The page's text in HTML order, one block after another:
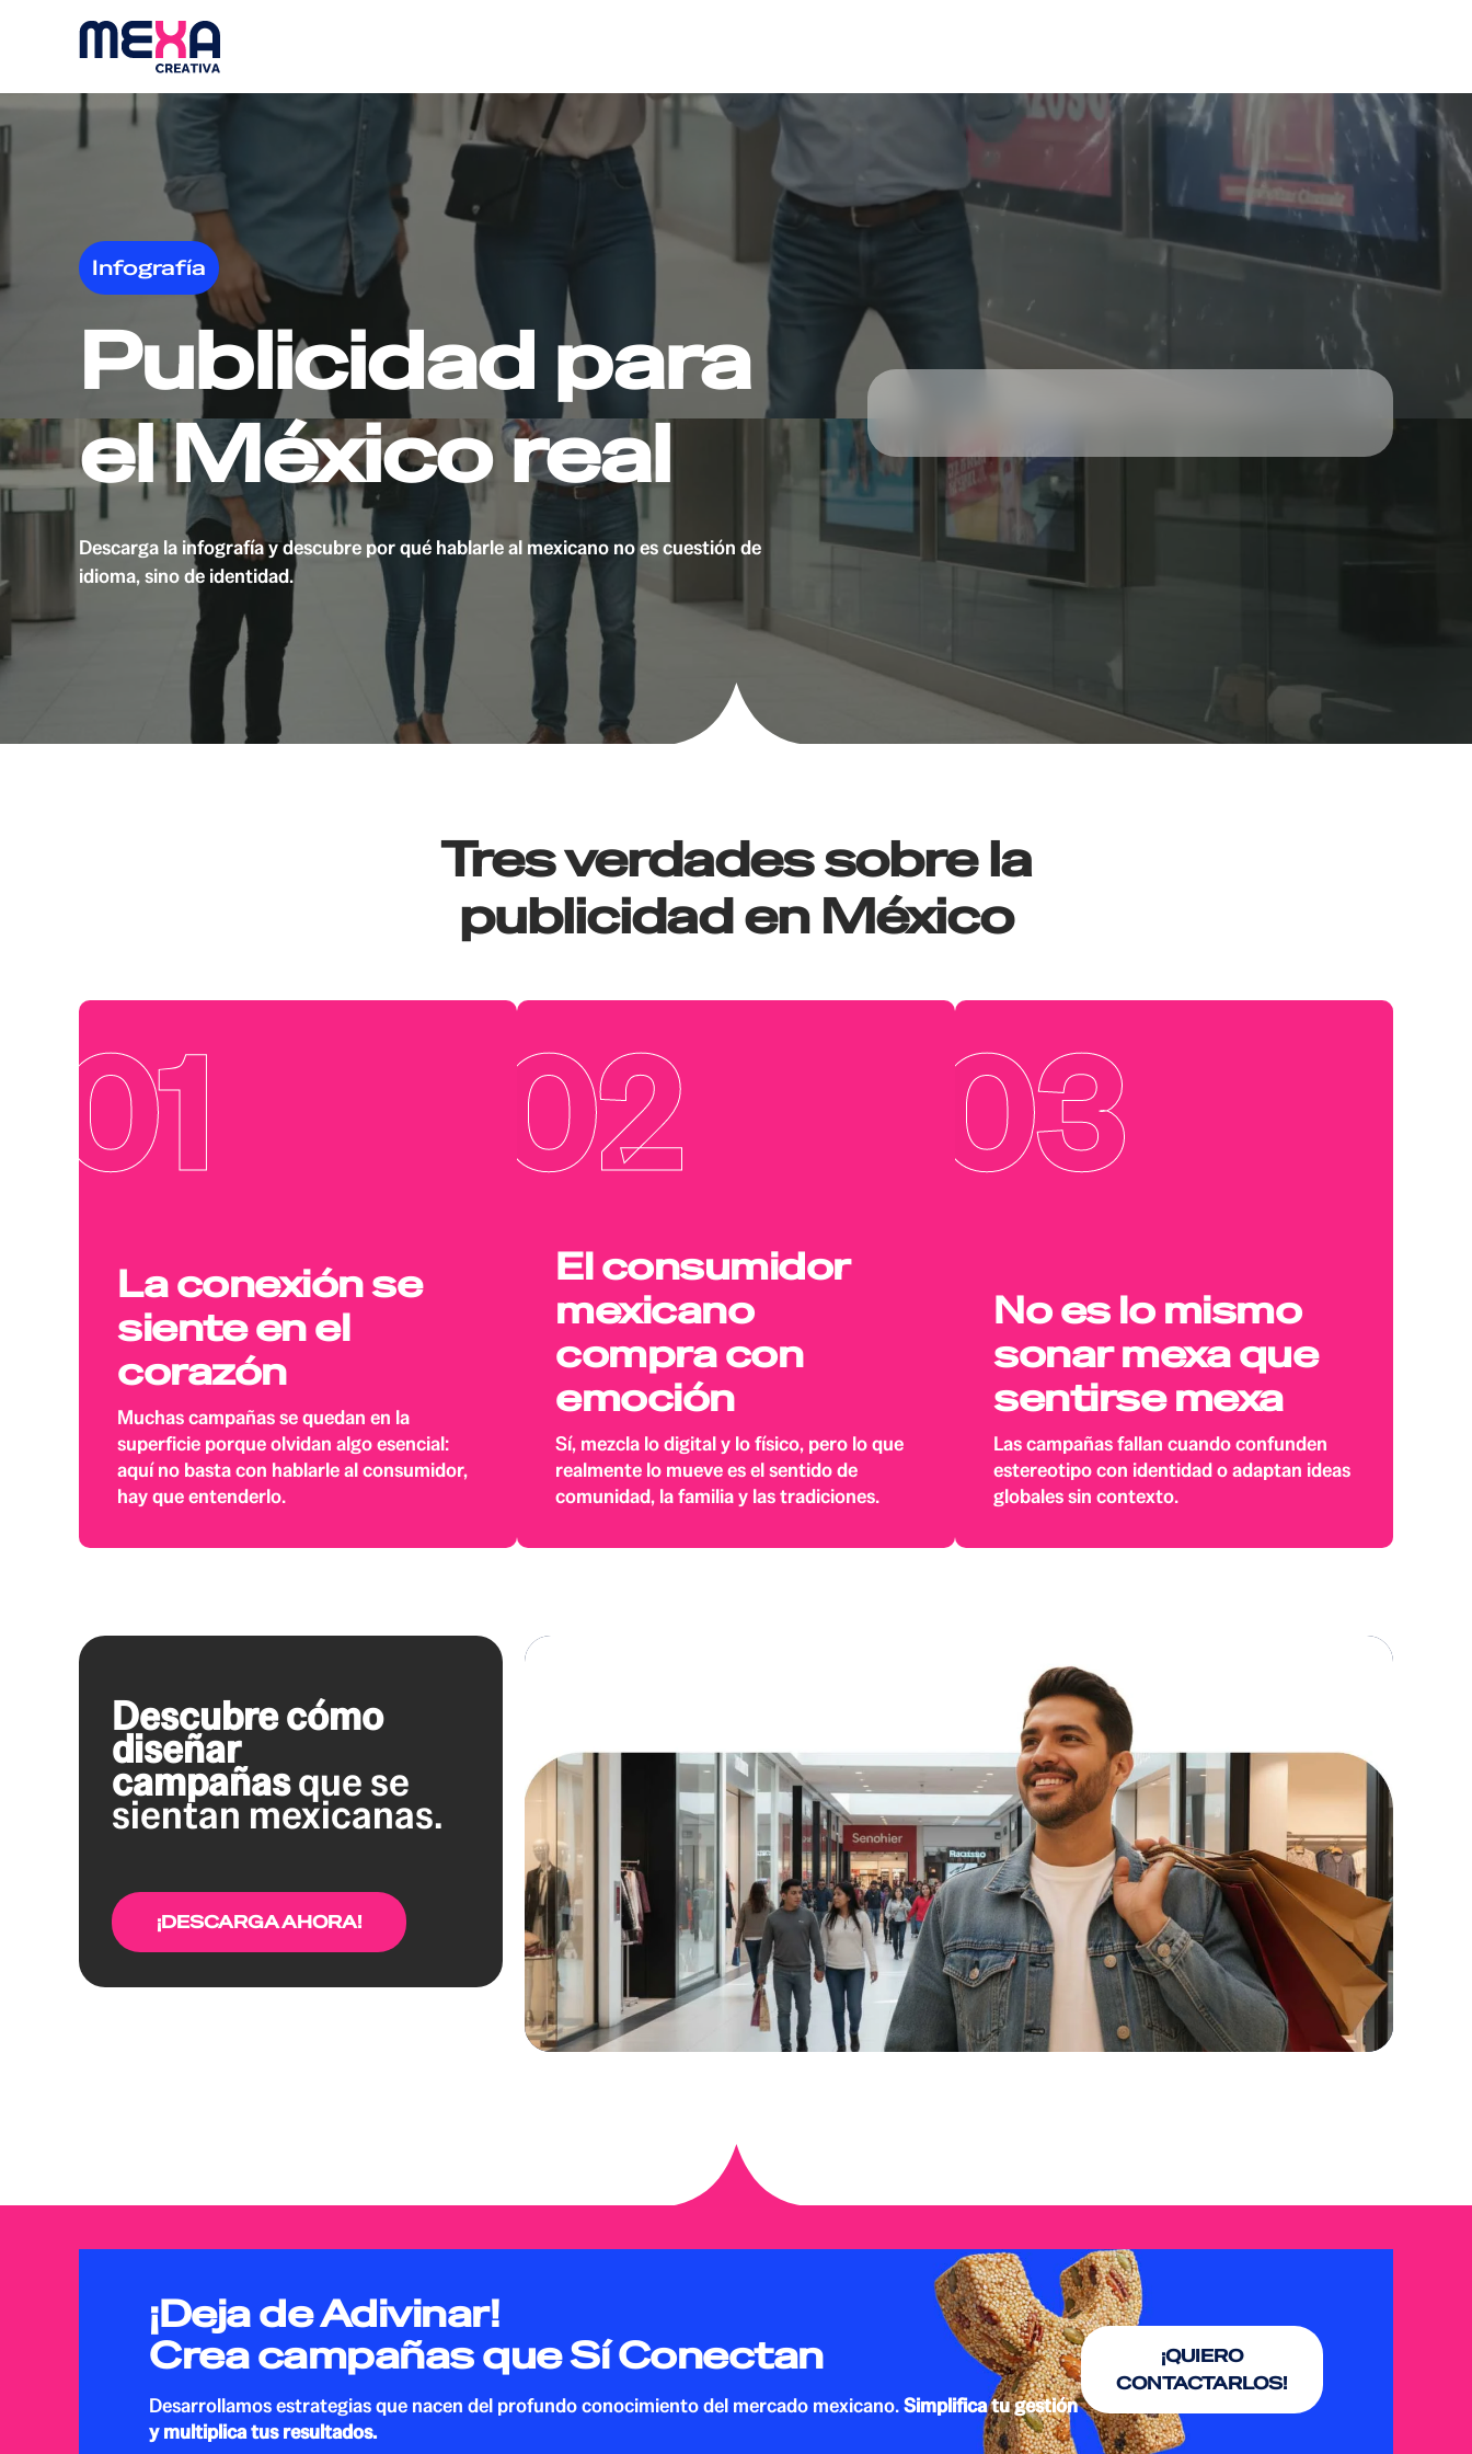
Infografía
Publicidad para
el México real
Descarga la infografía y descubre por qué hablarle al mexicano no es cuestión de
idioma, sino de identidad.
Tres verdades sobre la
publicidad en México
01
La conexión se
siente en el
corazón
Muchas campañas se quedan en la
superficie porque olvidan algo esencial:
aquí no basta con hablarle al consumidor,
hay que entenderlo.
02
El consumidor
mexicano
compra con
emoción
Sí, mezcla lo digital y lo físico, pero lo que
realmente lo mueve es el sentido de
comunidad, la familia y las tradiciones.
03
No es lo mismo
sonar mexa que
sentirse mexa
Las campañas fallan cuando confunden
estereotipo con identidad o adaptan ideas
globales sin contexto.
Descubre cómo
diseñar
campañasque se
sientan mexicanas.
¡DESCARGA AHORA!
¡Deja de Adivinar!
Crea campañas que Sí Conectan
Desarrollamos estrategias que nacen del profundo conocimiento del mercado mexicano.Simplifica tu gestión
y multiplica tus resultados.
¡QUIERO
CONTACTARLOS!